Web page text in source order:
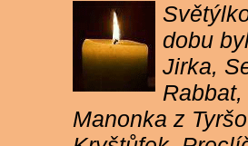
dobu
Jirka,
Manonka z